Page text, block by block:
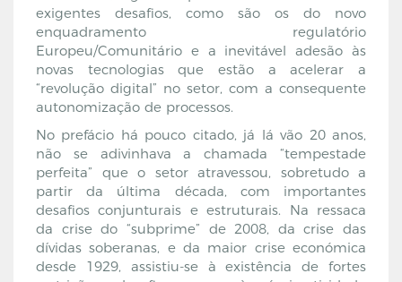
exigentes desafios, como são os do novo
enquadramento regulatório
Europeu/Comunitário e a inevitável adesão às
novas tecnologias que estão a acelerar a
“revolução digital” no setor, com a consequente
autonomização de processos.
No prefácio há pouco citado, já lá vão 20 anos,
não se adivinhava a chamada “tempestade
perfeita” que o setor atravessou, sobretudo a
partir da última década, com importantes
desafios conjunturais e estruturais. Na ressaca
da crise do “subprime” de 2008, da crise das
dívidas soberanas, e da maior crise económica
desde 1929, assistiu-se à existência de fortes